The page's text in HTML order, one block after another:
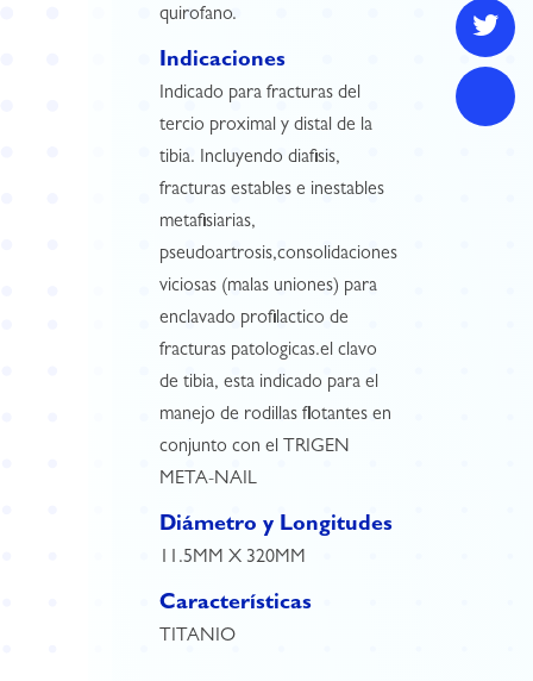
quirofano.
Indicaciones
Indicado para fracturas del
tercio proximal y distal de la
tibia. Incluyendo diafisis,
fracturas estables e inestables
metafisiarias,
pseudoartrosis,consolidaciones
viciosas (malas uniones) para
enclavado profilactico de
fracturas patologicas.el clavo
de tibia, esta indicado para el
manejo de rodillas flotantes en
conjunto con el TRIGEN
META-NAIL
Diámetro y Longitudes
11.5MM X 320MM
Características
TITANIO